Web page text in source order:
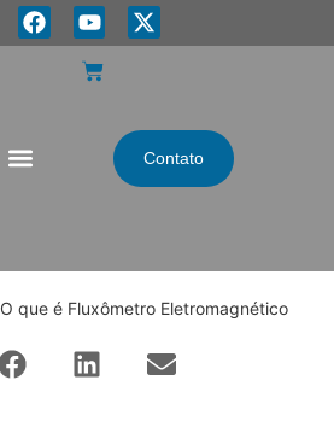
Contato
O que é Fluxômetro Eletromagnético